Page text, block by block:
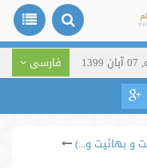
فارسی
و بهائیت و...)